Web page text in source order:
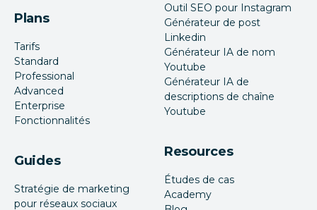
Plans
Tarifs
Standard
Professional
Advanced
Enterprise
Fonctionnalités
Guides
Stratégie de marketing
pour réseaux sociaux
Outil SEO pour Instagram
Générateur de post
Linkedin
Générateur IA de nom
Youtube
Générateur IA de
descriptions de chaîne
Youtube
Resources
Études de cas
Academy